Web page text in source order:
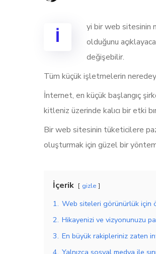
İ
yi bir web sitesinin
olduğunu
değişebilir.
Tüm küçük işletmelerin
İnternet, en küçük başlangıç
kitleniz üzerinde kalıcı bir etki
Bir web sitesinin tüketicilere
oluşturmak için güzel bir
İçerik gizle
1. Web siteleri görünürlük için
2. Hikayenizi ve vizyonunuzu
3. En büyük rakipleriniz zaten